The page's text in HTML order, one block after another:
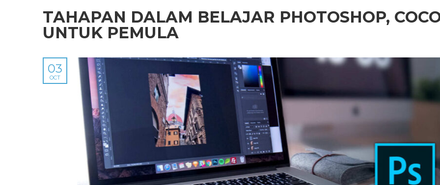
TAHAPAN DALAM BELAJAR PHOTOSHOP,
UNTUK PEMULA
03
OCT